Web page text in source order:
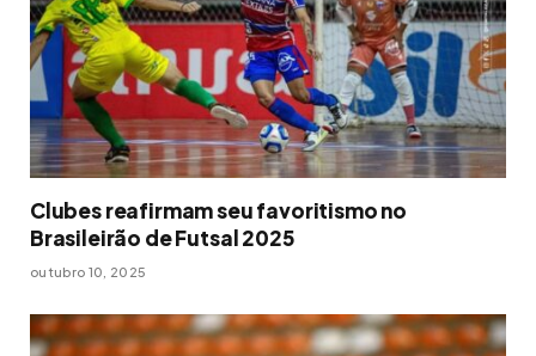
Clubes reafirmam seu favoritismo no
Brasileirão de Futsal 2025
outubro 10, 2025